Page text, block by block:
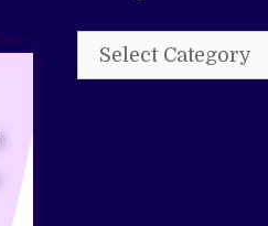
Categories